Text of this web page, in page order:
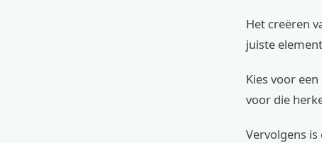
Het creëren
juiste
Kies voor
voor die
Vervolgens